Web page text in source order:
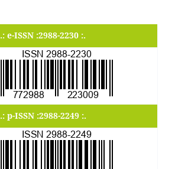
.: e-ISSN :2988-2230 :.
.: p-ISSN :2988-2249 :.